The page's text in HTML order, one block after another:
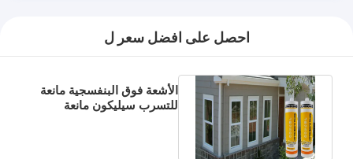
احصل على افضل سعر ل
الأشعة فوق البنفسجية مانعة
للتسرب سيليكون مانعة